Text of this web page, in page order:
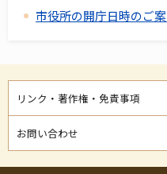
市役所の開庁日時のご
リンク・著作権・免責事項
お問い合わせ